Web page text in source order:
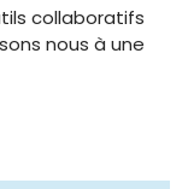
collaboratifs
nous à une